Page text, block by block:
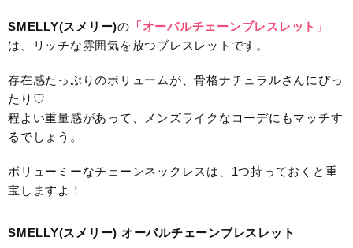
SMELLY(スメリー)の 「オーバルチェーンブレスレット」
は、リッチな雰囲気を放つブレスレットです。
存在感たっぷりのボリュームが、骨格ナチュラルさんにぴっ
たり♡
程よい重量感があって、メンズライクなコーデにもマッチす
るでしょう。
ボリューミーなチェーンネックレスは、1つ持っておくと重
宝しますよ！
SMELLY(スメリー) オーバルチェーンブレスレット